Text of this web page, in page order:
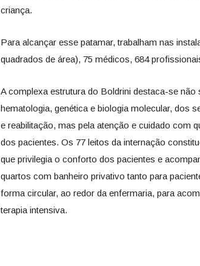
criança.
Para alcançar esse patamar, trabalham nas
quadrados de área), 75 médicos, 684
A complexa estrutura do Boldrini destaca-se
hematologia, genética e biologia molecular, dos
e reabilitação, mas pela atenção e cuidado com
dos pacientes. Os 77 leitos da internação
que privilegia o conforto dos pacientes e
quartos com banheiro privativo tanto para
forma circular, ao redor da enfermaria, para
terapia intensiva.